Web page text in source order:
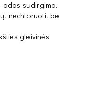
odos sudirgimo.
nechloruoti, be
gleivinės.